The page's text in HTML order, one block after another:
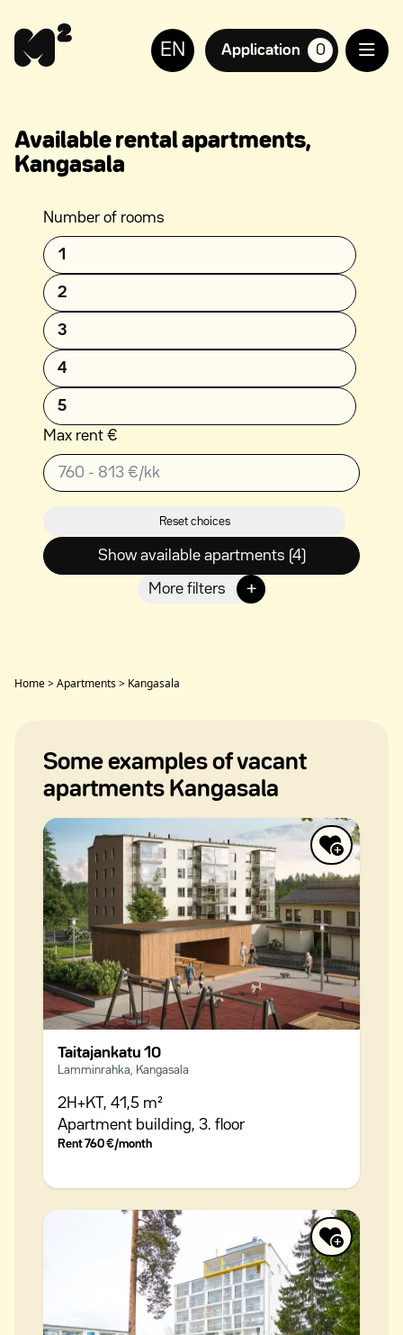
to
content
for
the
EN Application
suosikkiasuntoja,
0
Available rental apartments,
Kangasala
Number of rooms
1
2
3
4
5
Max rent €
More filters +
Reset choices
Show available apartments (4)
Home>Apartments> Kangasala
Some examples of vacant
apartments Kangasala
Taitajankatu 10
Lamminrahka, Kangasala
2H+KT, 41,5 m²
Apartment building, 3. floor
Rent760 €/month